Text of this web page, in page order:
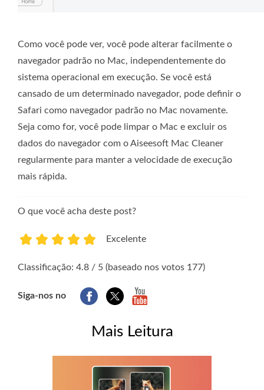
Como você pode ver, você pode alterar facilmente o
navegador padrão no Mac, independentemente do
sistema operacional em execução. Se você está
cansado de um determinado navegador, pode definir o
Safari como navegador padrão no Mac novamente.
Seja como for, você pode limpar o Mac e excluir os
dados do navegador com o Aiseesoft Mac Cleaner
regularmente para manter a velocidade de execução
mais rápida.
O que você acha deste post?
Excelente
Classificação: 4.8 / 5 (baseado nos votos 177)
Siga-nos no
Mais Leitura